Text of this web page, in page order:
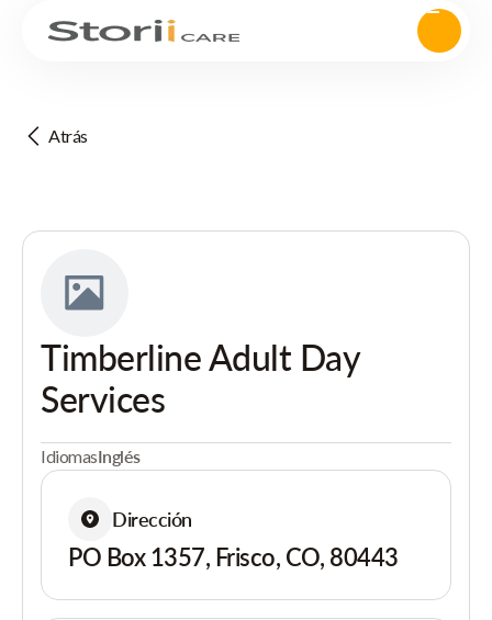
Atrás
Timberline Adult Day
Services
IdiomasInglés
Dirección
PO Box 1357, Frisco, CO, 80443